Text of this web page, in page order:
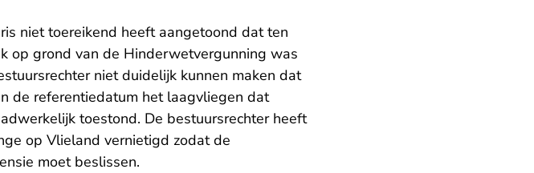
niet toereikend heeft aangetoond dat ten
op grond van de Hinderwetvergunning was
niet duidelijk kunnen maken dat
de referentiedatum het laagvliegen dat
toestond. De bestuursrechter heeft
op Vlieland vernietigd zodat de
moet beslissen.